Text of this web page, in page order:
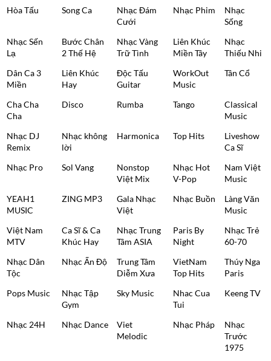
Hòa Tấu
Song Ca
Nhạc Đám
Cưới
Nhạc Phim
Nhạc
Sống
Nhạc Sến
Lạ
Bước Chân
2 Thế Hệ
Nhạc Vàng
Trữ Tình
Liên Khúc
Miền Tây
Nhạc
Thiếu Nhi
Dân Ca 3
Miền
Liên Khúc
Hay
Độc Tấu
Guitar
WorkOut
Music
Tân Cổ
Cha Cha
Cha
Disco Rumba Tango
Classical
Music
Nhạc DJ
Remix
Nhạc không
lời
Harmonica Top Hits
Liveshow
Ca Sĩ
Nhạc Pro
Sol Vang
Nonstop
Việt Mix
Nhạc Hot
V-Pop
Nam Việt
Music
YEAH1
MUSIC
ZING MP3
Gala Nhạc
Việt
Nhạc Buồn
Làng Văn
Music
Việt Nam
MTV
Ca Sĩ & Ca
Khúc Hay
Nhạc Trung
Tâm ASIA
Paris By
Night
Nhạc Trẻ
60-70
Nhạc Dân
Tộc
Nhạc Ấn Độ
Trung Tâm
Diễm Xưa
VietNam
Top Hits
Thúy Nga
Paris
Pops Music
Nhạc Tập
Gym
Sky Music
Nhac Cua
Tui
Keeng TV
Nhạc 24H Nhạc Dance
Viet
Melodic
Nhạc Pháp
Nhạc
Trước
1975